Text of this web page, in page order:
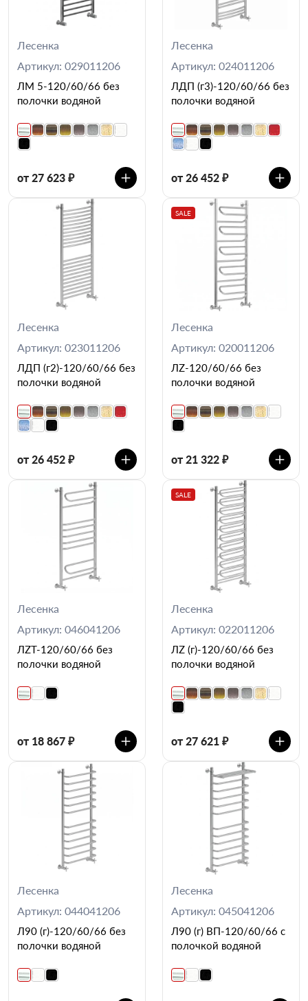
Лесенка
Артикул: 029011206
ЛМ 5-120/60/66 без
полочки водяной
от 27 623 ₽
Лесенка
Артикул: 024011206
ЛДП (г3)-120/60/66 без
полочки водяной
от 26 452 ₽
Лесенка
Артикул: 023011206
ЛДП (г2)-120/60/66 без
полочки водяной
от 26 452 ₽
SALE
Лесенка
Артикул: 020011206
ЛZ-120/60/66 без
полочки водяной
от 21 322 ₽
Лесенка
Артикул: 046041206
ЛZT-120/60/66 без
полочки водяной
от 18 867 ₽
SALE
Лесенка
Артикул: 022011206
ЛZ (г)-120/60/66 без
полочки водяной
от 27 621 ₽
Лесенка
Артикул: 044041206
Л90 (г)-120/60/66 без
полочки водяной
Лесенка
Артикул: 045041206
Л90 (г) ВП-120/60/66 с
полочкой водяной